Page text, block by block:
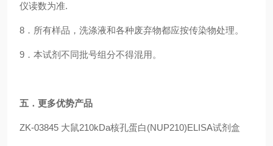
仪读数为准.
8．所有样品，洗涤液和各种废弃物都应按传染物处理。
9．本试剂不同批号组分不得混用。
五 ．更多优势产品
ZK-03845 大鼠210kDa核孔蛋白(NUP210)ELISA试剂盒